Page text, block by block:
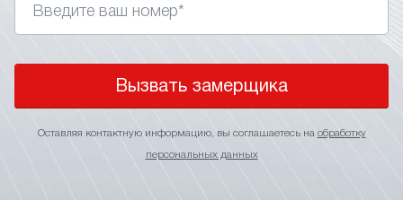
Вызвать замерщика
Оставляя контактную информацию, вы соглашаетесь на обработку
персональных данных